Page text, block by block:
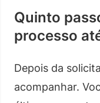
Quinto
processo
Depois da
acompanhar.